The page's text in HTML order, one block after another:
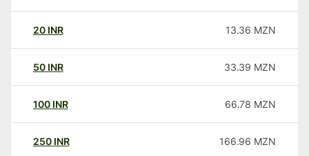
20 INR 13.36 MZN
50 INR 33.39 MZN
100 INR 66.78 MZN
250 INR 166.96 MZN